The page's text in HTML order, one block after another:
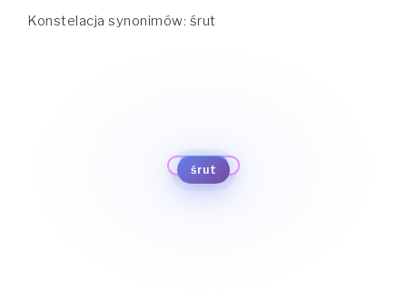
Konstelacja synonimów: śrut
śrut
kula
pocisk
niewybuch
rakieta